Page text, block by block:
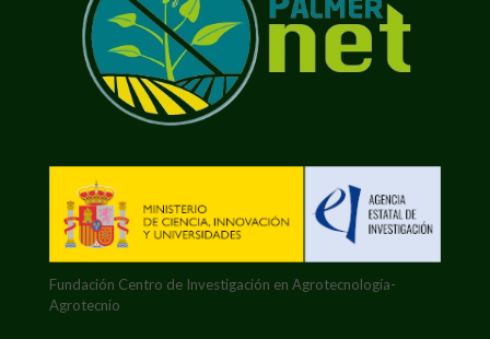
Fundación Centro de Investigación en Agrotecnología-
Agrotecnio